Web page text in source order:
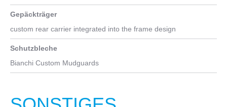
Gepäckträger
custom rear carrier integrated into the frame design
Schutzbleche
Bianchi Custom Mudguards